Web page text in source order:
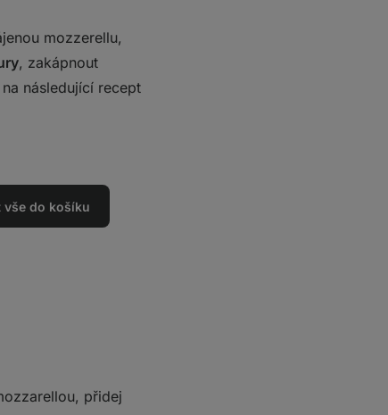
mozzerellu,
, zakápnout
následující recept
vše do košíku
přidej